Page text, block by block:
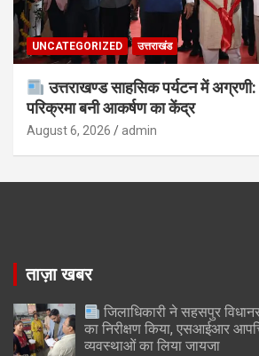
UNCATEGORIZED उत्तराखंड
उत्तराखण्ड साहसिक पर्यटन में
परिक्रमा बनी आकर्षण का केंद्र
August 6, 2026 admin
ताज़ा खबर
जिलाधिकारी ने सहसपुर
का निरीक्षण किया, एसआईआर
व्यवस्थाओं का लिया जायजा